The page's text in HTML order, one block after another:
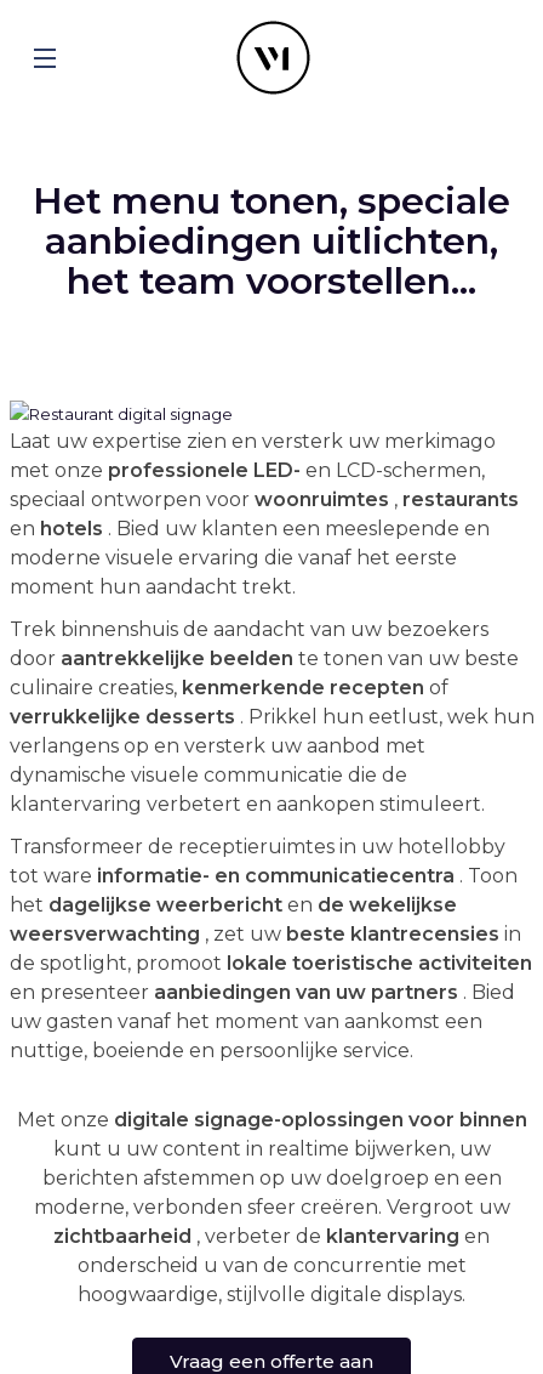
Het menu tonen, speciale
aanbiedingen uitlichten,
het team voorstellen...
Laat uw expertise zien en versterk uw merkimago
met onze professionele LED- en LCD-schermen,
speciaal ontworpen voor woonruimtes , restaurants
en hotels . Bied uw klanten een meeslepende en
moderne visuele ervaring die vanaf het eerste
moment hun aandacht trekt.
Trek binnenshuis de aandacht van uw bezoekers
door aantrekkelijke beelden te tonen van uw beste
culinaire creaties, kenmerkende recepten of
verrukkelijke desserts . Prikkel hun eetlust, wek hun
verlangens op en versterk uw aanbod met
dynamische visuele communicatie die de
klantervaring verbetert en aankopen stimuleert.
Transformeer de receptieruimtes in uw hotellobby
tot ware informatie- en communicatiecentra . Toon
het dagelijkse weerberichten de wekelijkse
weersverwachting , zet uw beste klantrecensies in
de spotlight, promoot lokale toeristische activiteiten
en presenteer aanbiedingen van uw partners . Bied
uw gasten vanaf het moment van aankomst een
nuttige, boeiende en persoonlijke service.
Met onze digitale signage-oplossingen voor binnen
kunt u uw content in realtime bijwerken, uw
berichten afstemmen op uw doelgroep en een
moderne, verbonden sfeer creëren. Vergroot uw
zichtbaarheid , verbeter de klantervaring en
onderscheid u van de concurrentie met
hoogwaardige, stijlvolle digitale displays.
Vraag een offerte aan